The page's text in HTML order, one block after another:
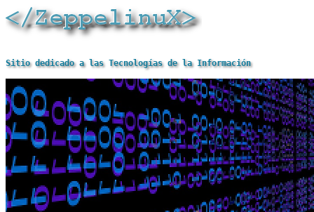
Sitio dedicado a las Tecnologías de la Información